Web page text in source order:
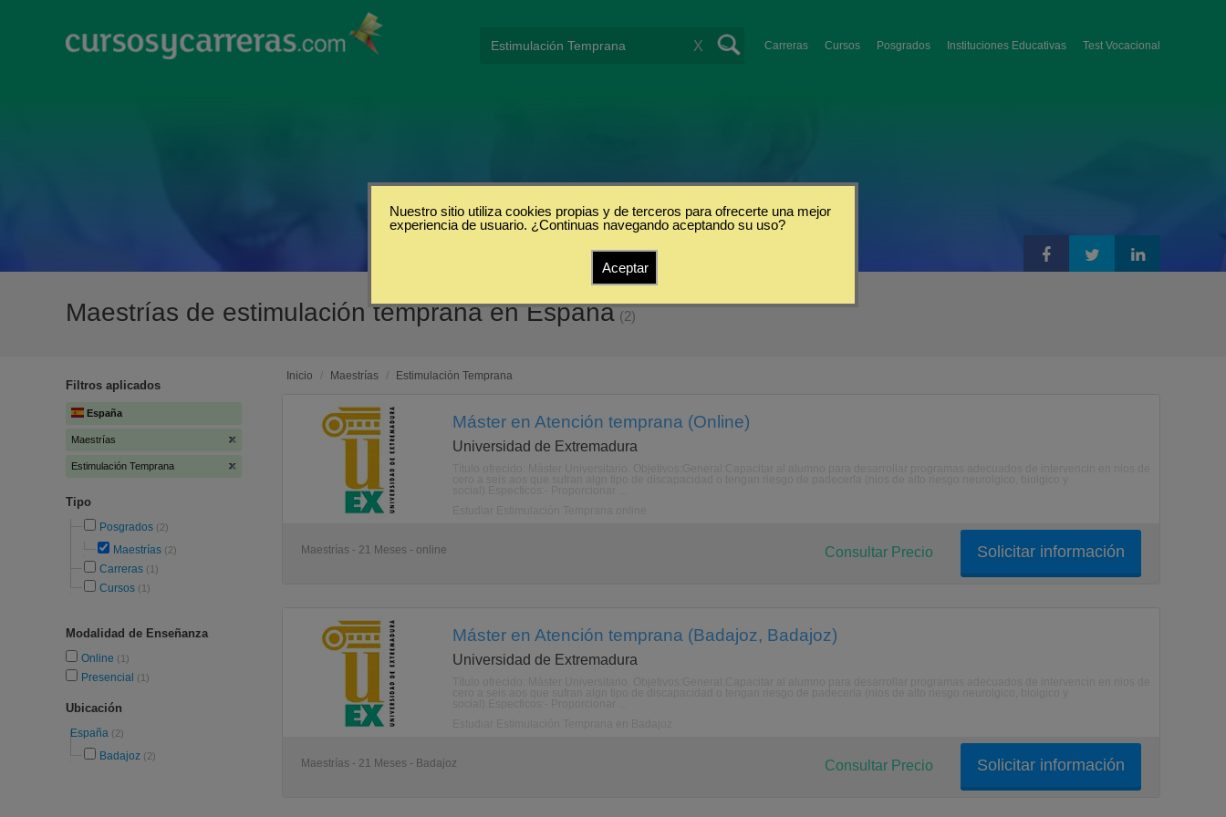
Carreras Cursos Posgrados Instituciones Educativas Test Vocacional
X
Maestrías de estimulación temprana en España (2)
Filtros aplicados
España
Maestrías
Estimulación Temprana
Tipo
Posgrados (2)
Maestrías (2)
Carreras (1)
Cursos (1)
Modalidad de Enseñanza
Online (1)
Presencial (1)
Ubicación
España (2)
Badajoz (2)
Inicio / Maestrías / Estimulación Temprana
Máster en Atención temprana (Online)
Universidad de Extremadura
Maestrías - 21 Meses - online Solicitar información
Consultar Precio
Máster en Atención temprana (Badajoz, Badajoz)
Universidad de Extremadura
Maestrías - 21 Meses - Badajoz Solicitar información
Consultar Precio
Nuestro sitio utiliza cookies propias y de terceros para ofrecerte una mejor
experiencia de usuario. ¿Continuas navegando aceptando su uso?
Aceptar